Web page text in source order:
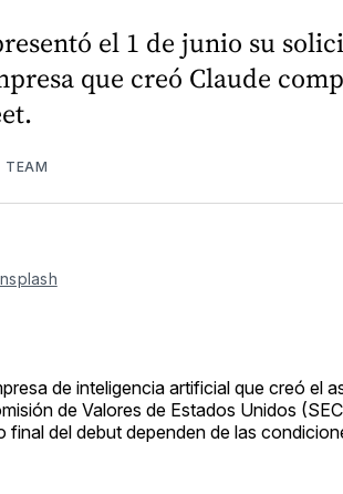
el 1 de junio su
que creó Claude
TEAM
de inteligencia artificial que creó el
de Valores de Estados Unidos
final del debut dependen de las